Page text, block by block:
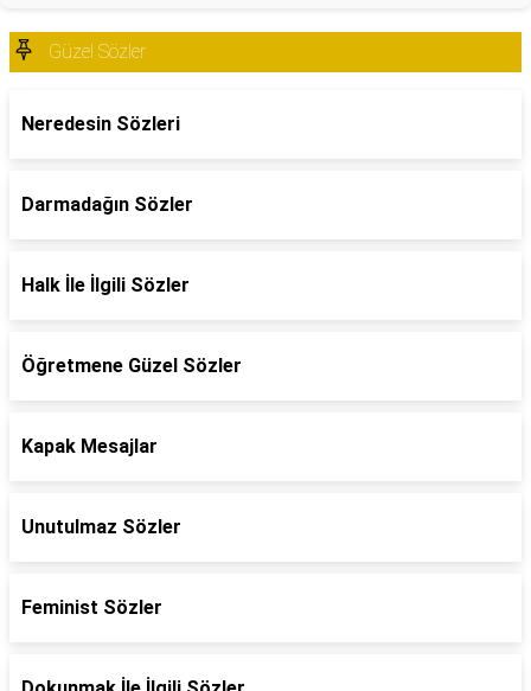
Güzel Sözler
Neredesin Sözleri
Darmadağın Sözler
Halk İle İlgili Sözler
Öğretmene Güzel Sözler
Kapak Mesajlar
Unutulmaz Sözler
Feminist Sözler